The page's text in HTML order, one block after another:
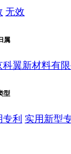
无效
属
科翼新材料有限
型
专利 实用新型